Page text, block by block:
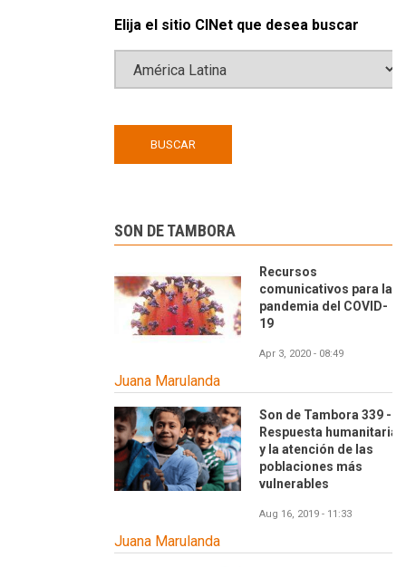
Elija el sitio CINet que desea buscar
SON DE TAMBORA
Recursos
comunicativos para la
pandemia del COVID-
19
Apr 3, 2020 - 08:49
Juana Marulanda
Son de Tambora 339 -
Respuesta humanitaria
y la atención de las
poblaciones más
vulnerables
Aug 16, 2019 - 11:33
Juana Marulanda